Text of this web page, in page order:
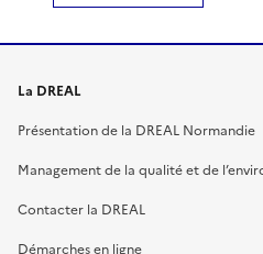
La DREAL
Présentation de la DREAL Normandie
Management de la qualité et de
Contacter la DREAL
Démarches en ligne